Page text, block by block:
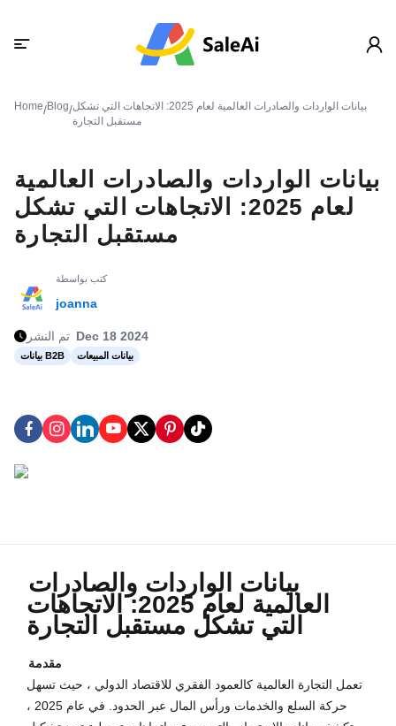
Home/Blog/بيانات الواردات والصادرات العالمية لعام 2025: الاتجاهات التي تشكل
مستقبل التجارة
بيانات الواردات والصادرات العالمية
لعام 2025: الاتجاهات التي تشكل
مستقبل التجارة
كتب بواسطة
joanna
تم النشر Dec 18 2024
بيانات B2B بيانات المبيعات
بيانات الواردات والصادرات
العالمية لعام 2025: الاتجاهات
التي تشكل مستقبل التجارة
مقدمة
تعمل التجارة العالمية كالعمود الفقري للاقتصاد الدولي ، حيث تسهل
حركة السلع والخدمات ورأس المال عبر الحدود. في عام 2025 ،